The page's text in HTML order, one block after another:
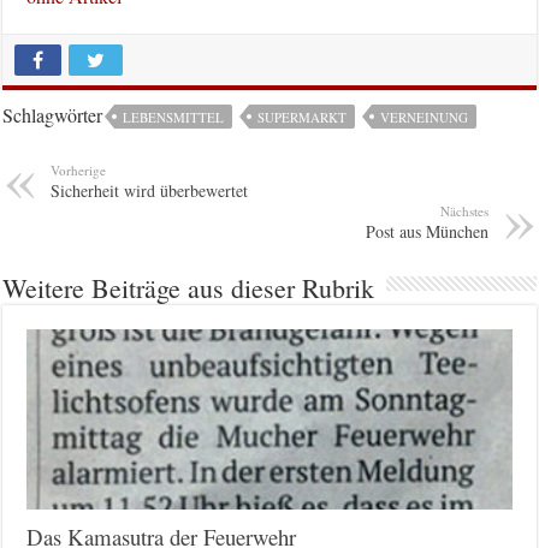
Schlagwörter LEBENSMITTEL SUPERMARKT VERNEINUNG
Vorherige
Sicherheit wird überbewertet
Nächstes
Post aus München
Weitere Beiträge aus dieser Rubrik
Das Kamasutra der Feuerwehr